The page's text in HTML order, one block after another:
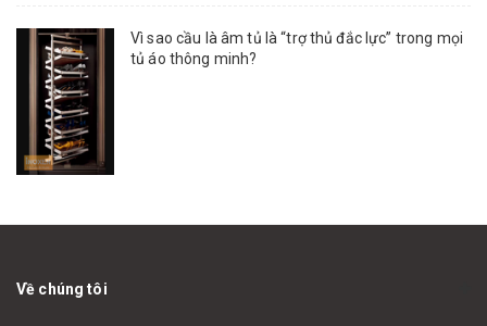
Vì sao cầu là âm tủ là “trợ thủ đắc lực” trong mọi
tủ áo thông minh?
Về chúng tôi